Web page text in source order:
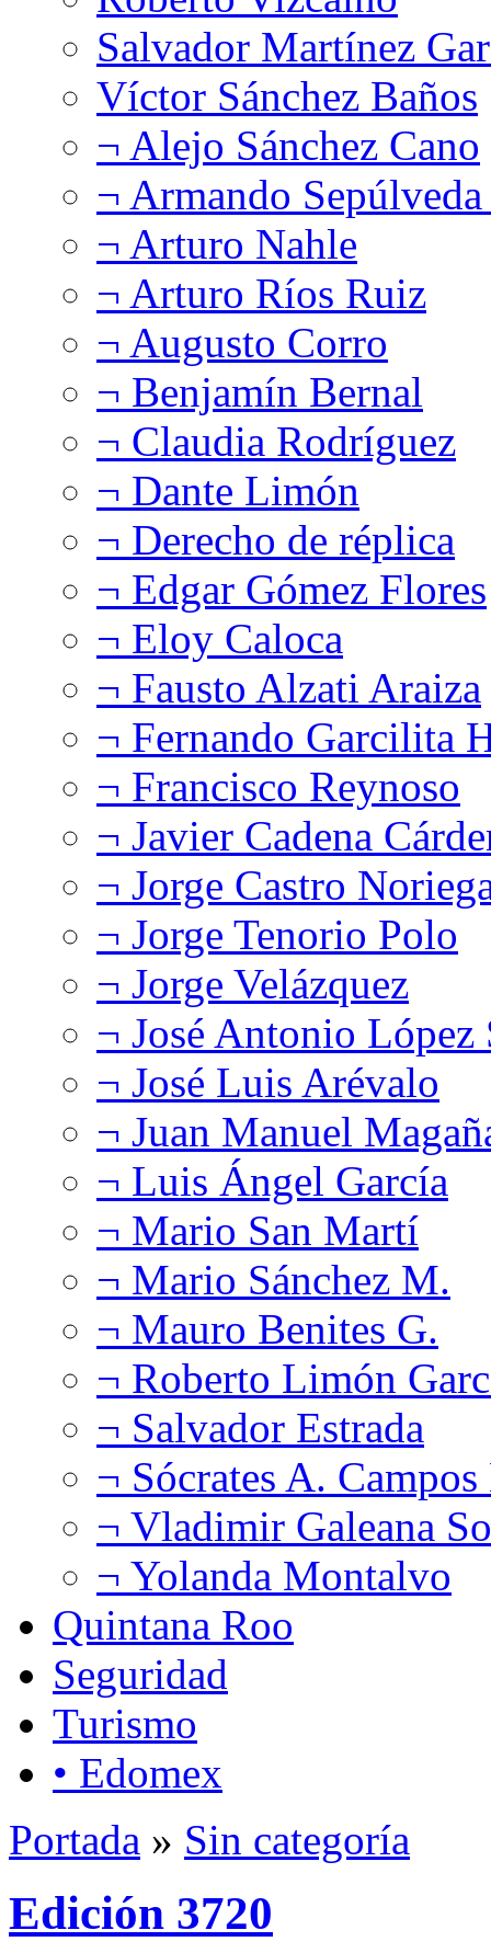
Salvador Martínez
Víctor Sánchez Baños
¬ Alejo Sánchez Cano
¬ Armando
¬ Arturo Nahle
¬ Arturo Ríos Ruiz
¬ Augusto Corro
¬ Benjamín Bernal
¬ Claudia Rodríguez
¬ Dante Limón
¬ Derecho de réplica
¬ Edgar Gómez Flores
¬ Eloy Caloca
¬ Fausto Alzati Araiza
¬ Fernando Garcilita
¬ Francisco Reynoso
¬ Javier Cadena
¬ Jorge Castro
¬ Jorge Tenorio Polo
¬ Jorge Velázquez
¬ José Antonio López
¬ José Luis Arévalo
¬ Juan Manuel
¬ Luis Ángel García
¬ Mario San Martí
¬ Mario Sánchez M.
¬ Mauro Benites G.
¬ Roberto Limón
¬ Salvador Estrada
¬ Sócrates A.
¬ Vladimir Galeana
¬ Yolanda Montalvo
Quintana Roo
Seguridad
Turismo
• Edomex
Portada » Sin categoría
Edición 3720